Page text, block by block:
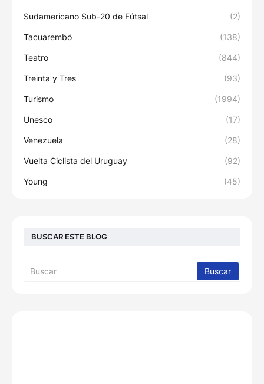
Sudamericano Sub-20 de Fútsal (2)
Tacuarembó (138)
Teatro (844)
Treinta y Tres (93)
Turismo (1994)
Unesco (17)
Venezuela (28)
Vuelta Ciclista del Uruguay (92)
Young (45)
BUSCAR ESTE BLOG